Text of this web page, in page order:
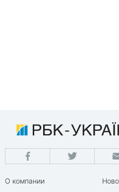
О компании